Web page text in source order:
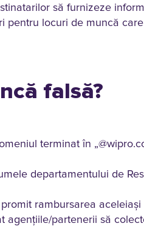
să furnizeze
pentru locuri de muncă
falsă?
terminat în
departamentului de
rambursarea
partenerii să